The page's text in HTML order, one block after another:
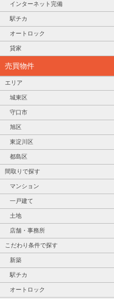
インターネット完備
駅チカ
オートロック
貸家
売買物件
エリア
城東区
守口市
旭区
東淀川区
都島区
間取りで探す
マンション
一戸建て
土地
店舗・事務所
こだわり条件で探す
新築
駅チカ
オートロック